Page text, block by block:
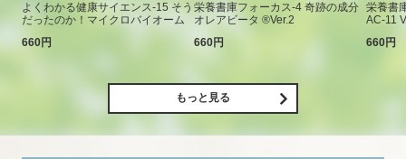
よくわかる健康サイエンス-15 そう
だったのか！マイクロバイオーム
660円
栄養書庫フォーカス-4 奇跡の成分
オレアビータ ®Ver.2
660円
栄養書
AC-11
660円
もっと見る